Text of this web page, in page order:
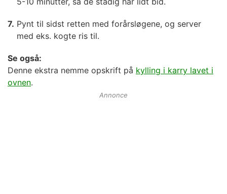
Pynt til sidst retten med forårsløgene, og server
med eks. kogte ris til.
Se også:
Denne ekstra nemme opskrift på kylling i karry lavet i
ovnen.
Annonce